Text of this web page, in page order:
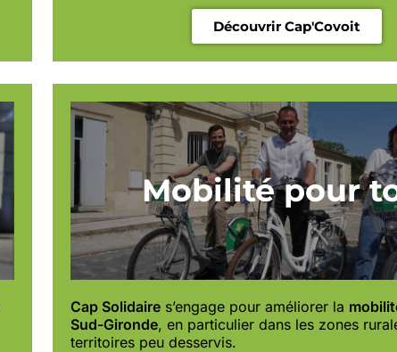
Découvrir Cap'Covoit
Mobilité pour
Cap Solidaires’engage pour améliorer la
Sud-Gironde, en particulier dans les zones
territoires peu desservis.